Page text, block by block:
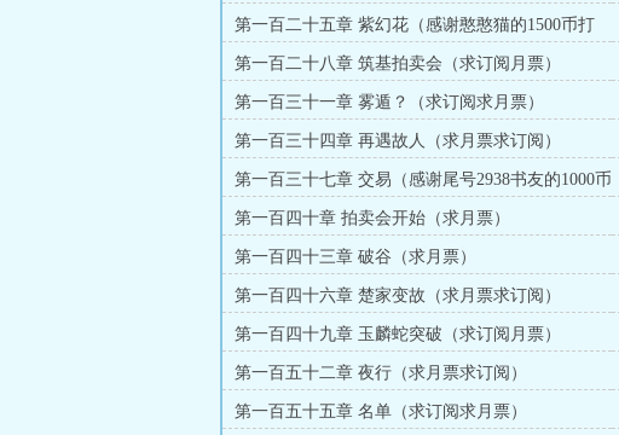
第一百二十五章 紫幻花（感谢憨憨猫的1500币打
赏）
第一百二十八章 筑基拍卖会（求订阅月票）
第一百三十一章 雾遁？（求订阅求月票）
第一百三十四章 再遇故人（求月票求订阅）
第一百三十七章 交易（感谢尾号2938书友的1000币
打赏）
第一百四十章 拍卖会开始（求月票）
第一百四十三章 破谷（求月票）
第一百四十六章 楚家变故（求月票求订阅）
第一百四十九章 玉麟蛇突破（求订阅月票）
第一百五十二章 夜行（求月票求订阅）
第一百五十五章 名单（求订阅求月票）